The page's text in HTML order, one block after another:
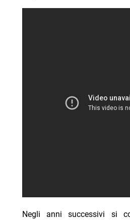
Negli anni successivi si